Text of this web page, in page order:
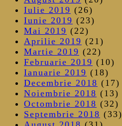
Iulie 2019 (26)
Iunie 2019 (23)
Mai 2019 (22)
Aprilie 2019 (21)
Martie 2019 (22)
Februarie 2019 (10)
Ianuarie 2019 (18)
Decembrie 2018 (17)
Noiembrie 2018 (13)
Octombrie 2018 (32)
Septembrie 2018 (33)